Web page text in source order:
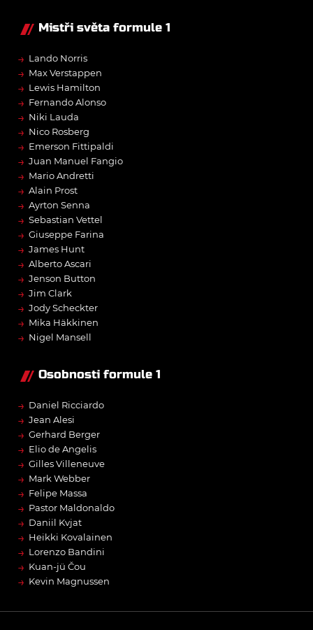
Mistři světa formule 1
→ Lando Norris
→ Max Verstappen
→ Lewis Hamilton
→ Fernando Alonso
→ Niki Lauda
→ Nico Rosberg
→ Emerson Fittipaldi
→ Juan Manuel Fangio
→ Mario Andretti
→ Alain Prost
→ Ayrton Senna
→ Sebastian Vettel
→ Giuseppe Farina
→ James Hunt
→ Alberto Ascari
→ Jenson Button
→ Jim Clark
→ Jody Scheckter
→ Mika Häkkinen
→ Nigel Mansell
Osobnosti formule 1
→ Daniel Ricciardo
→ Jean Alesi
→ Gerhard Berger
→ Elio de Angelis
→ Gilles Villeneuve
→ Mark Webber
→ Felipe Massa
→ Pastor Maldonaldo
→ Daniil Kvjat
→ Heikki Kovalainen
→ Lorenzo Bandini
→ Kuan-jü Čou
→ Kevin Magnussen